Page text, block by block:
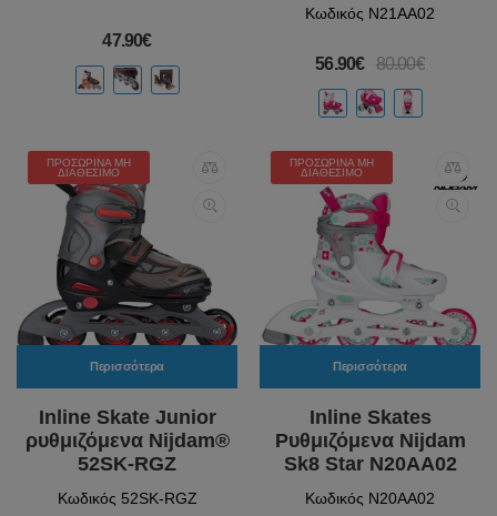
47.90€
Κωδικός N21AA02
56.90€ 80.00€
ΠΡΟΣΩΡΙΝΆ ΜΗ
ΔΙΑΘΈΣΙΜΟ
Περισσότερα
Inline Skate Junior
ρυθμιζόμενα Nijdam®
52SK-RGZ
Κωδικός 52SK-RGZ
ΠΡΟΣΩΡΙΝΆ ΜΗ
ΔΙΑΘΈΣΙΜΟ
Περισσότερα
Inline Skates
Ρυθμιζόμενα Nijdam
Sk8 Star N20AA02
Κωδικός N20AA02